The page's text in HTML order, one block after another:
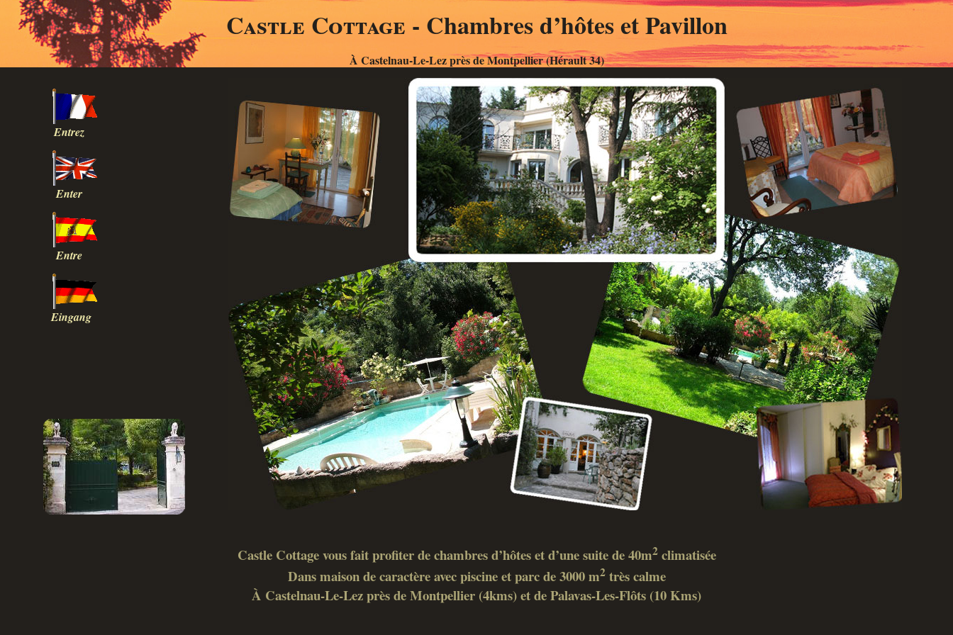
Castle Cottage - Chambres d’hôtes et Pavillon
À Castelnau-Le-Lez près de Montpellier (Hérault 34)
Entrez
Enter
Entre
Eingang
Castle Cottage vous fait profiter de chambres d’hôtes et d’une suite de 40m2climatisée
Dans maison de caractère avec piscine et parc de 3000 m2très calme
À Castelnau-Le-Lez près de Montpellier (4kms) et de Palavas-Les-Flôts (10 Kms)